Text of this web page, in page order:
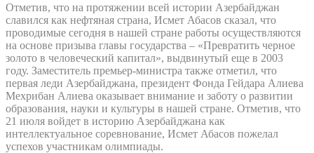
Отметив, что на протяжении всей истории Азербайджан
славился как нефтяная страна, Исмет Абасов сказал, что
проводимые сегодня в нашей стране работы осуществляются
на основе призыва главы государства – «Превратить черное
золото в человеческий капитал», выдвинутый еще в 2003
году. Заместитель премьер-министра также отметил, что
первая леди Азербайджана, президент Фонда Гейдара Алиева
Мехрибан Алиева оказывает внимание и заботу о развитии
образования, науки и культуры в нашей стране. Отметив, что
21 июля войдет в историю Азербайджана как
интеллектуальное соревнование, Исмет Абасов пожелал
успехов участникам олимпиады.